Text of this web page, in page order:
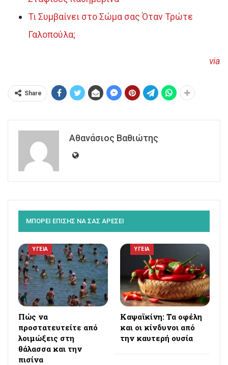
Τι Συμβαίνει στο Σώμα σας Όταν Τρώτε
Γαλοπούλα;
via
Share
Αθανάσιος Βαθιώτης
ΜΠΟΡΕΙ ΕΠΙΣΗΣ ΝΑ ΣΑΣ ΑΡΕΣΕΙ
ΥΓΕΙΑ
Πώς να
προστατευτείτε από
λοιμώξεις στη
θάλασσα και την
πισίνα
ΥΓΕΙΑ
Καψαϊκίνη: Τα οφέλη
και οι κίνδυνοι από
την καυτερή ουσία